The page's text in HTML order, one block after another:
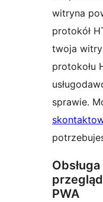
witryna
protokół
twoja
protokołu
sprawie.
PWA